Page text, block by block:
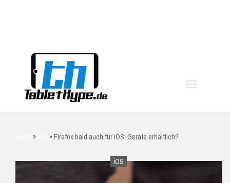
» »Firefox bald auch für iOS-Geräte erhältlich?
iOS